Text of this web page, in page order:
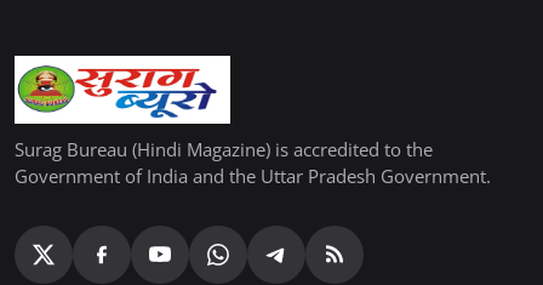
Surag Bureau (Hindi Magazine) is accredited to the
Government of India and the Uttar Pradesh Government.